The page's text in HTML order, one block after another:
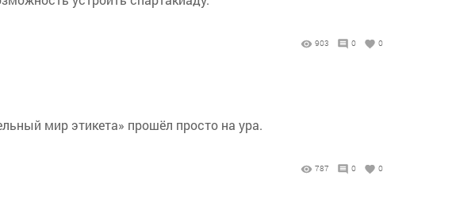
903 0 0
мир этикета» прошёл просто на ура.
787 0 0